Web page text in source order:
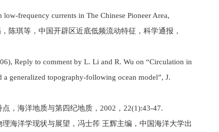
frequency currents in The Chinese Pioneer Area,
陈琪等，中国开辟区近底低频流动特征，科学通报，
Reply to comment by L. Li and R. Wu on “Circulation in
a generalized topography-following ocean model”, J.
，海洋地质与第四纪地质，2002，22(1):43-47.
海洋学现状与展望，冯士筰 王辉主编，中国海洋大学出